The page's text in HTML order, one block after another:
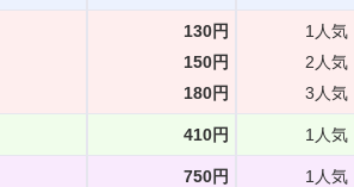
130円
1人気
150円
2人気
180円 3人気
410円 1人気
750円 1人気